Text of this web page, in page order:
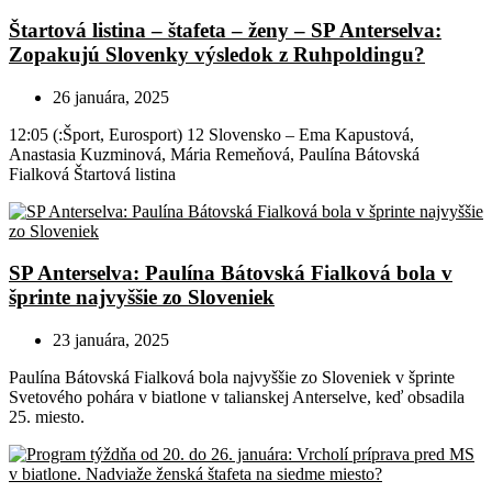
Štartová listina – štafeta – ženy – SP Anterselva:
Zopakujú Slovenky výsledok z Ruhpoldingu?
26 januára, 2025
12:05 (:Šport, Eurosport) 12 Slovensko – Ema Kapustová,
Anastasia Kuzminová, Mária Remeňová, Paulína Bátovská
Fialková Štartová listina
SP Anterselva: Paulína Bátovská Fialková bola v
šprinte najvyššie zo Sloveniek
23 januára, 2025
Paulína Bátovská Fialková bola najvyššie zo Sloveniek v šprinte
Svetového pohára v biatlone v talianskej Anterselve, keď obsadila
25. miesto.